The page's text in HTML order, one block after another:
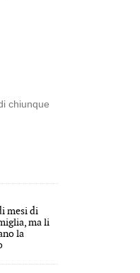
chiunque
mesi di
ma li
la